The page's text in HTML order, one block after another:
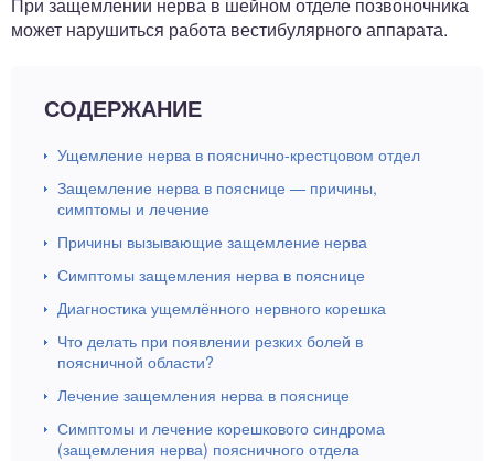
может нарушиться работа вестибулярного аппарата.
СОДЕРЖАНИЕ
Ущемление нерва в пояснично-крестцовом отдел
Защемление нерва в пояснице — причины,
симптомы и лечение
Причины вызывающие защемление нерва
Симптомы защемления нерва в пояснице
Диагностика ущемлённого нервного корешка
Что делать при появлении резких болей в
поясничной области?
Лечение защемления нерва в пояснице
Симптомы и лечение корешкового синдрома
(защемления нерва) поясничного отдела